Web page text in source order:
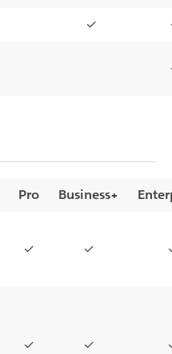
✓
Pro Business+
✓ ✓
✓ ✓